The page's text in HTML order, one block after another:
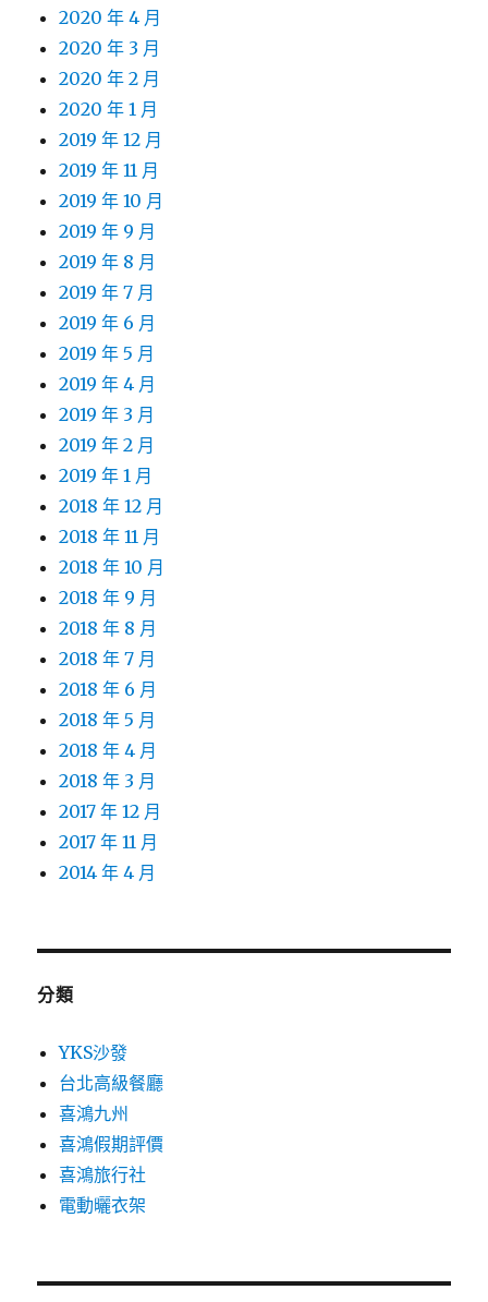
2020 年 4 月
2020 年 3 月
2020 年 2 月
2020 年 1 月
2019 年 12 月
2019 年 11 月
2019 年 10 月
2019 年 9 月
2019 年 8 月
2019 年 7 月
2019 年 6 月
2019 年 5 月
2019 年 4 月
2019 年 3 月
2019 年 2 月
2019 年 1 月
2018 年 12 月
2018 年 11 月
2018 年 10 月
2018 年 9 月
2018 年 8 月
2018 年 7 月
2018 年 6 月
2018 年 5 月
2018 年 4 月
2018 年 3 月
2017 年 12 月
2017 年 11 月
2014 年 4 月
分類
YKS沙發
台北高級餐廳
喜鴻九州
喜鴻假期評價
喜鴻旅行社
電動曬衣架